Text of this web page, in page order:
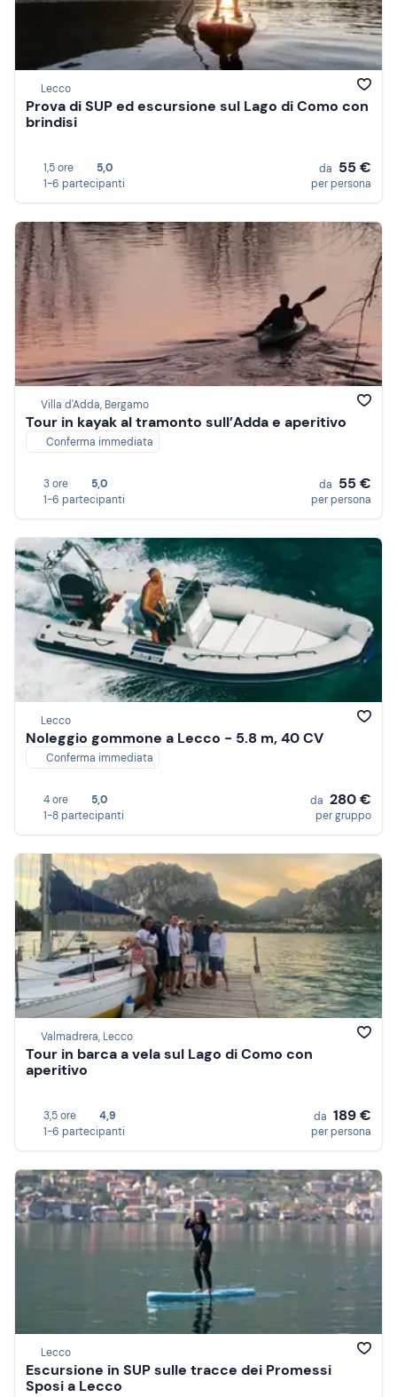
Lecco
Prova di SUP ed escursione sul Lago di Como con
brindisi
1,5 ore
5,0
1-6 partecipanti
da 55 €
per persona
Villa d'Adda, Bergamo
Tour in kayak al tramonto sull’Adda e aperitivo
Conferma immediata
3 ore
5,0
1-6 partecipanti
da 55 €
per persona
Lecco
Noleggio gommone a Lecco - 5.8 m, 40 CV
Conferma immediata
4 ore
5,0
1-8 partecipanti
da 280 €
per gruppo
Valmadrera, Lecco
Tour in barca a vela sul Lago di Como con
aperitivo
3,5 ore
4,9
1-6 partecipanti
da 189 €
per persona
Lecco
Escursione in SUP sulle tracce dei Promessi
Sposi a Lecco